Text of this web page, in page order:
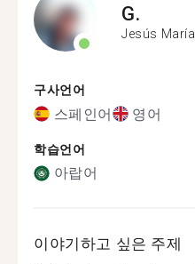
G.
Jesús María
구사언어
스페인어 영어
학습언어
아랍어
이야기하고 싶은 주제